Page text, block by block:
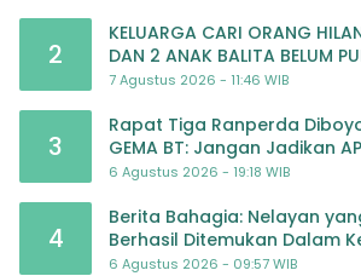
2
KELUARGA CARI ORANG
DAN 2 ANAK BALITA BELUM
JULI 2026
7 Agustus 2026 - 11:46 WIB
3
Rapat Tiga Ranperda
GEMA BT: Jangan Jadikan
Pembiayaan yang Tak Perlu
6 Agustus 2026 - 19:18 WIB
4
Berita Bahagia: Nelayan
Berhasil Ditemukan Dalam
6 Agustus 2026 - 09:57 WIB